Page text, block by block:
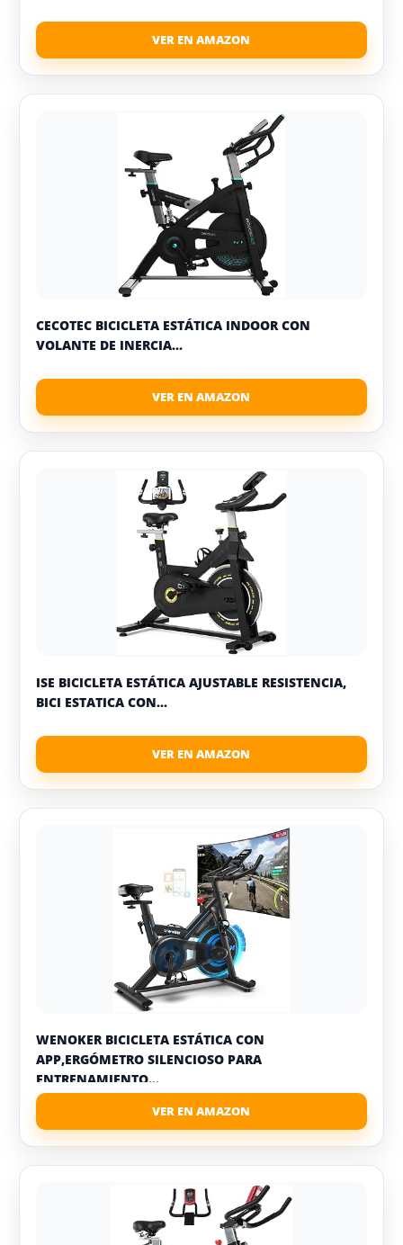
CECOTEC BICICLETA ESTÁTICA INDOOR CON
VOLANTE DE INERCIA...
ISE BICICLETA ESTÁTICA AJUSTABLE RESISTENCIA,
BICI ESTATICA CON...
WENOKER BICICLETA ESTÁTICA CON
APP,ERGÓMETRO SILENCIOSO PARA
ENTRENAMIENTO...